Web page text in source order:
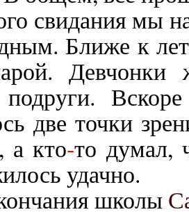
свидания мы
Ближе к
Девчонки
две точки
а кто-то думал,
удачно.
школы